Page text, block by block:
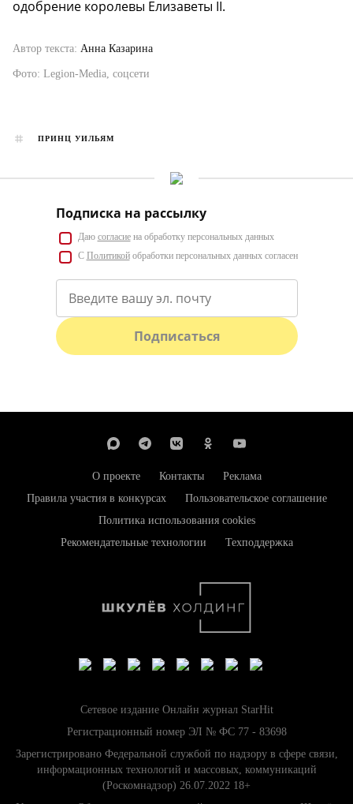
одобрение королевы Елизаветы II.
Автор текста: Анна Казарина
Фото: Legion-Media, соцсети
ПРИНЦ УИЛЬЯМ
Подписка на рассылку
Даю согласиена обработку персональных данных
С Политикойобработки персональных данных согласен
Подписаться
О проекте Контакты
Реклама
Правила участия в конкурсах
Пользовательское соглашение
Политика использования cookies
Рекомендательные технологии
Техподдержка
Сетевое издание Онлайн журнал StarHit
Регистрационный номер ЭЛ № ФС 77 - 83698
Зарегистрировано Федеральной службой по надзору в сфере связи,
информационных технологий и массовых, коммуникаций
(Роскомнадзор) 26.07.2022 18+